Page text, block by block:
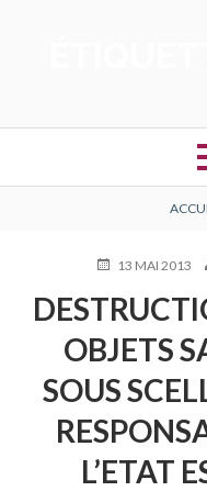
D'ARIANE
PUBLIÉ13 MAI 2013
OBJETS
SOUS
L’ETAT